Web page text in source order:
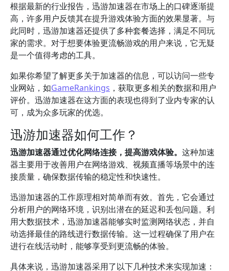
根据最新的行业报告，迅游加速器在市场上的口碑逐渐提
高，许多用户反馈其在提升游戏体验方面的效果显著。与
此同时，迅游加速器还提供了多种套餐选择，满足不同玩
家的需求。对于想要体验更流畅游戏的用户来说，它无疑
是一个值得考虑的工具。
如果你希望了解更多关于加速器的信息，可以访问一些专
业网站，如GameRankings ，获取更多相关的数据和用户
评价。迅游加速器在这方面的表现也得到了业内专家的认
可，成为众多玩家的优选。
迅游加速器如何工作？
迅游加速器通过优化网络连接，提高游戏体验。 这种加速
器主要用于改善用户在网络游戏、视频直播等场景中的连
接质量，确保数据传输的稳定性和快速性。
迅游加速器的工作原理相对简单而有效。首先，它会通过
分析用户的网络环境，识别出潜在的延迟和丢包问题。利
用大数据技术，迅游加速器能够实时监测网络状态，并自
动选择最佳的路线进行数据传输。这一过程确保了用户在
进行在线活动时，能够享受到更流畅的体验。
具体来说，迅游加速器采用了以下几种技术来实现加速：